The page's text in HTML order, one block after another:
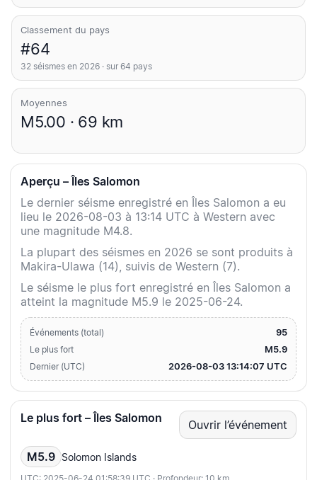
Classement du pays
#64
32 séismes en 2026 · sur 64 pays
Moyennes
M5.00 · 69 km
Aperçu – Îles Salomon
Le dernier séisme enregistré en Îles Salomon a eu
lieu le 2026-08-03 à 13:14 UTC à Western avec
une magnitude M4.8.
La plupart des séismes en 2026 se sont produits à
Makira-Ulawa (14), suivis de Western (7).
Le séisme le plus fort enregistré en Îles Salomon a
atteint la magnitude M5.9 le 2025-06-24.
Événements (total) 95
Le plus fort M5.9
Dernier (UTC) 2026-08-03 13:14:07 UTC
Le plus fort – Îles Salomon Ouvrir l’événement
M5.9 Solomon Islands